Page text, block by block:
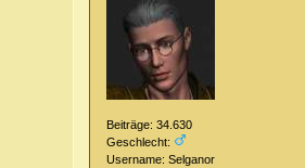
Beiträge: 34.630
Geschlecht:
Username: Selganor